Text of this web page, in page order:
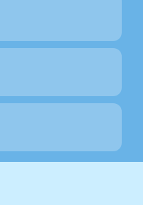
X
PAPST